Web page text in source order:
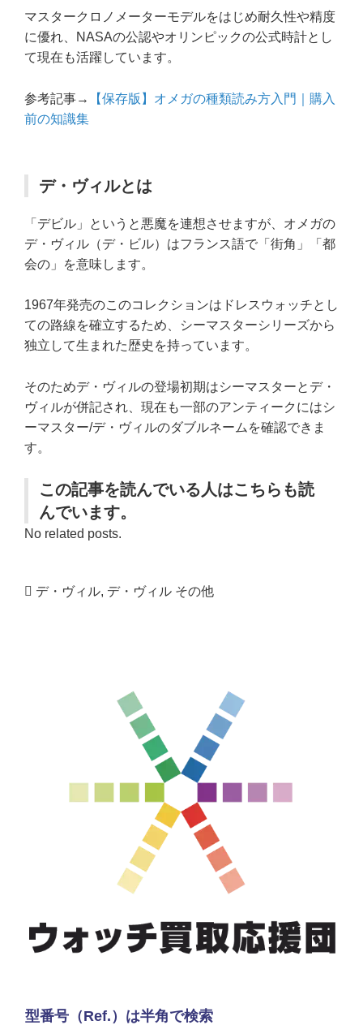
マスタークロノメーターモデルをはじめ耐久性や精度
に優れ、NASAの公認やオリンピックの公式時計とし
て現在も活躍しています。
参考記事→
【保存版】オメガの種類読み方入門｜購入
前の知識集
デ・ヴィルとは
「デビル」というと悪魔を連想させますが、オメガの
デ・ヴィル（デ・ビル）はフランス語で「街角」「都
会の」を意味します。
1967年発売のこのコレクションはドレスウォッチとし
ての路線を確立するため、シーマスターシリーズから
独立して生まれた歴史を持っています。
そのためデ・ヴィルの登場初期はシーマスターとデ・
ヴィルが併記され、現在も一部のアンティークにはシ
ーマスター/デ・ヴィルのダブルネームを確認できま
す。
この記事を読んでいる人はこちらも読
んでいます。
No related posts.
デ・ヴィル, デ・ヴィル その他
型番号（Ref.）は半角で検索